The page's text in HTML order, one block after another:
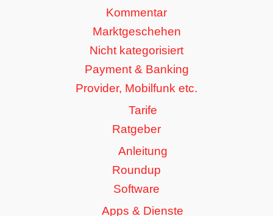
Kommentar
Marktgeschehen
Nicht kategorisiert
Payment & Banking
Provider, Mobilfunk etc.
Tarife
Ratgeber
Anleitung
Roundup
Software
Apps & Dienste